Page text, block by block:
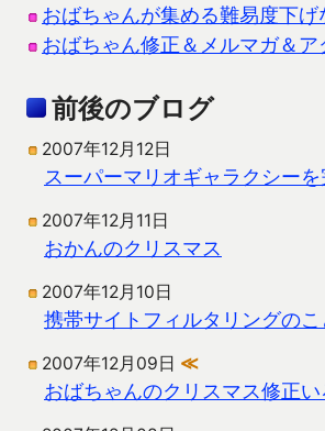
おばちゃんが集める難易度下げ
おばちゃん修正＆メルマガ＆ア
前後のブログ
2007年12月12日
スーパーマリオギャラクシーを
2007年12月11日
おかんのクリスマス
2007年12月10日
携帯サイトフィルタリングのこ
2007年12月09日 ≪
おばちゃんのクリスマス修正い